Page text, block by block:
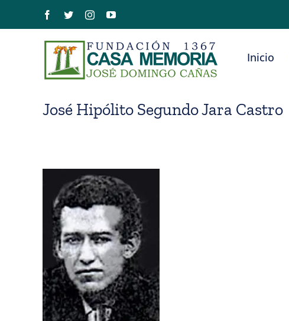
contenido
Facebook
TwitterInstagramYouTube
Inicio
José Hipólito Segundo Jara Castro